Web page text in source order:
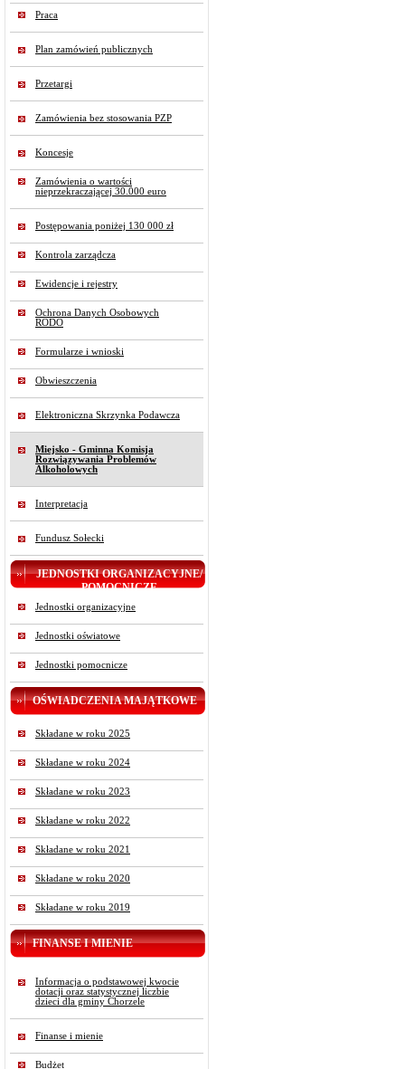
Praca
Plan zamówień publicznych
Przetargi
Zamówienia bez stosowania PZP
Koncesje
Zamówienia o wartości
nieprzekraczającej 30.000 euro
Postępowania poniżej 130 000 zł
Kontrola zarządcza
Ewidencje i rejestry
Ochrona Danych Osobowych
RODO
Formularze i wnioski
Obwieszczenia
Elektroniczna Skrzynka Podawcza
Miejsko - Gminna Komisja
Rozwiązywania Problemów
Alkoholowych
Interpretacja
Fundusz Sołecki
JEDNOSTKI ORGANIZACYJNE/
POMOCNICZE
Jednostki organizacyjne
Jednostki oświatowe
Jednostki pomocnicze
OŚWIADCZENIA MAJĄTKOWE
Składane w roku 2025
Składane w roku 2024
Składane w roku 2023
Składane w roku 2022
Składane w roku 2021
Składane w roku 2020
Składane w roku 2019
FINANSE I MIENIE
Informacja o podstawowej kwocie
dotacji oraz statystycznej liczbie
dzieci dla gminy Chorzele
Finanse i mienie
Budżet